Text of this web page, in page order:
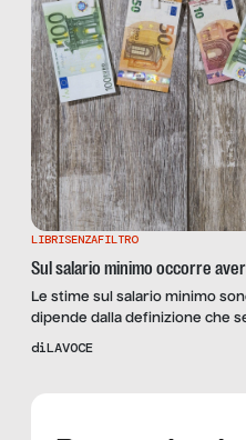
LIBRISENZAFILTRO
Sul salario minimo occorre
Le stime sul salario minimo
dipende dalla definizione che
ragionamenti prima di
diLAVOCE